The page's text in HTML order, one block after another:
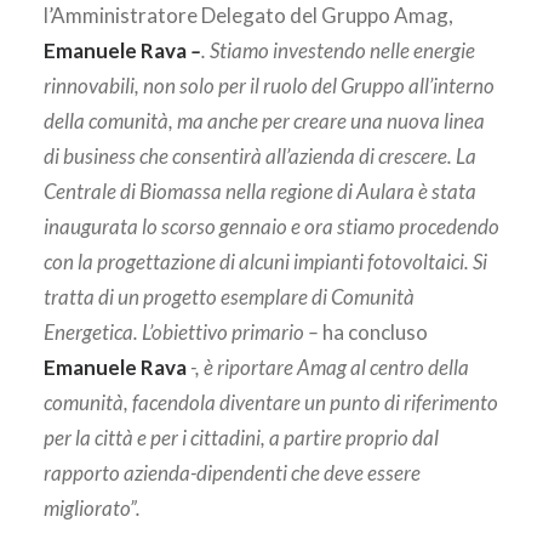
l’Amministratore Delegato del Gruppo Amag,
Emanuele Rava–. Stiamo investendo nelle energie
rinnovabili, non solo per il ruolo del Gruppo all’interno
della comunità, ma anche per creare una nuova linea
di business che consentirà all’azienda di crescere. La
Centrale di Biomassa nella regione di Aulara è stata
inaugurata lo scorso gennaio e ora stiamo procedendo
con la progettazione di alcuni impianti fotovoltaici. Si
tratta di un progetto esemplare di Comunità
Energetica. L’obiettivo primario – ha concluso
Emanuele Rava-, è riportare Amag al centro della
comunità, facendola diventare un punto di riferimento
per la città e per i cittadini, a partire proprio dal
rapporto azienda-dipendenti che deve essere
migliorato”.